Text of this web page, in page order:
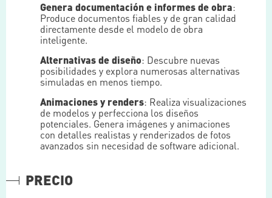
Genera documentación e informes de obra:
Produce documentos fiables y de gran calidad
directamente desde el modelo de obra
inteligente.
Alternativas de diseño: Descubre nuevas
posibilidades y explora numerosas alternativas
simuladas en menos tiempo.
Animaciones y renders: Realiza visualizaciones
de modelos y perfecciona los diseños
potenciales. Genera imágenes y animaciones
con detalles realistas y renderizados de fotos
avanzados sin necesidad de software adicional.
PRECIO